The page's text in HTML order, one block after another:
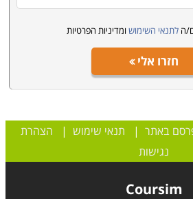
ה לתנאי השימוש ומדיניות הפרטיות
חזרו אלי
באתר | תנאי שימוש | הצהרת
נגישות
Coursim